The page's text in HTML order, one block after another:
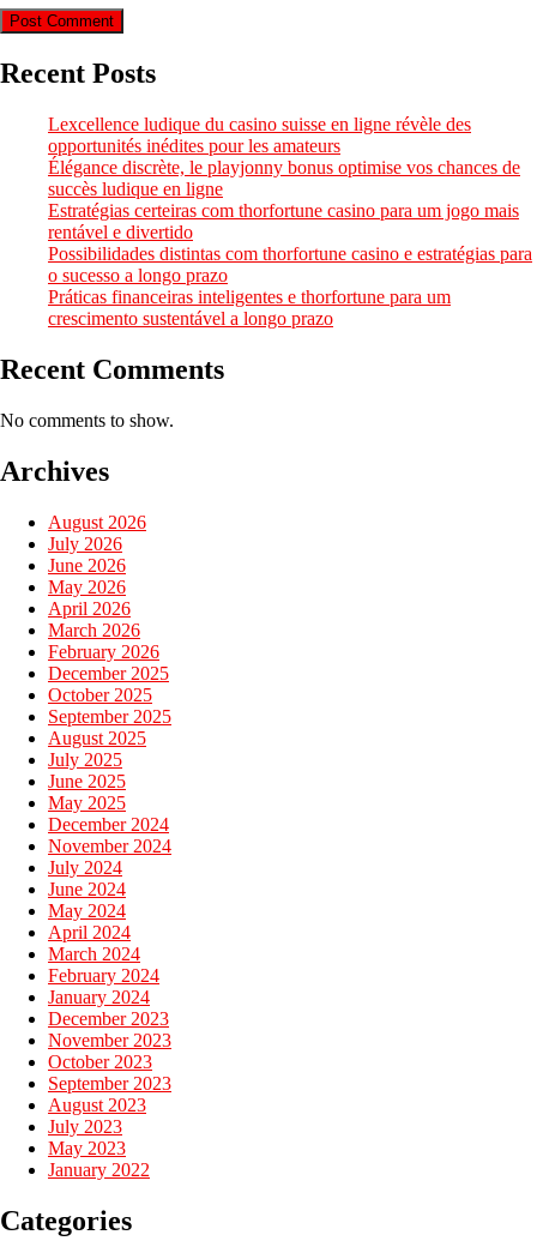
Recent Posts
Lexcellence ludique du casino suisse en ligne révèle des
opportunités inédites pour les amateurs
Élégance discrète, le playjonny bonus optimise vos chances de
succès ludique en ligne
Estratégias certeiras com thorfortune casino para um jogo mais
rentável e divertido
Possibilidades distintas com thorfortune casino e estratégias para
o sucesso a longo prazo
Práticas financeiras inteligentes e thorfortune para um
crescimento sustentável a longo prazo
Recent Comments
No comments to show.
Archives
August 2026
July 2026
June 2026
May 2026
April 2026
March 2026
February 2026
December 2025
October 2025
September 2025
August 2025
July 2025
June 2025
May 2025
December 2024
November 2024
July 2024
June 2024
May 2024
April 2024
March 2024
February 2024
January 2024
December 2023
November 2023
October 2023
September 2023
August 2023
July 2023
May 2023
January 2022
Categories